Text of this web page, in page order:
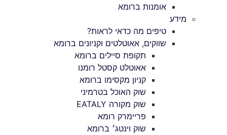
אומנות ברומא
מידע
טיפים מה כדאי לראות?
שווקים, אאוטלטים וקניונים ברומא
תקופת סיילים ברומא
אאוטלט קסטל רומנו
קניון מקסימו ברומא
שוק האוכל בטרמיני
שוק מקורה EATALY
פריימרק רומא
שוק וינטג׳ ברומא